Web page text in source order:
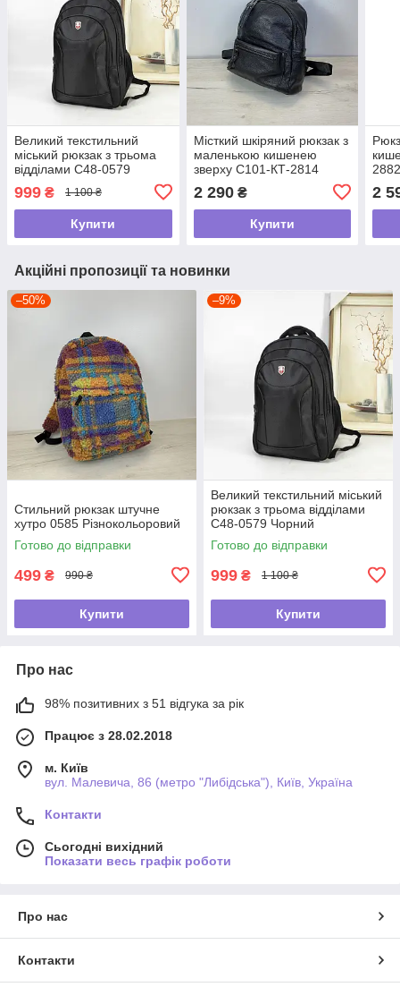
Великий текстильний
міський рюкзак з трьома
відділами С48-0579
999 ₴ 1 100 ₴
Купити
Місткий шкіряний рюкзак з
маленькою кишенею
зверху С101-КТ-2814
2 290₴
Купити
2
Акційні пропозиції та новинки
–50%
Стильний рюкзак штучне
хутро 0585 Різнокольоровий
Готово до відправки
499 ₴ 990 ₴
Купити
–9%
Великий текстильний міський
рюкзак з трьома відділами
С48-0579 Чорний
Готово до відправки
999 ₴ 1 100 ₴
Купити
Про нас
98% позитивних з 51 відгука за рік
Працює з 28.02.2018
м. Київ
вул. Малевича, 86 (метро "Либідська"), Київ, Україна
Контакти
Сьогодні вихідний
Показати весь графік роботи
Про нас
Контакти